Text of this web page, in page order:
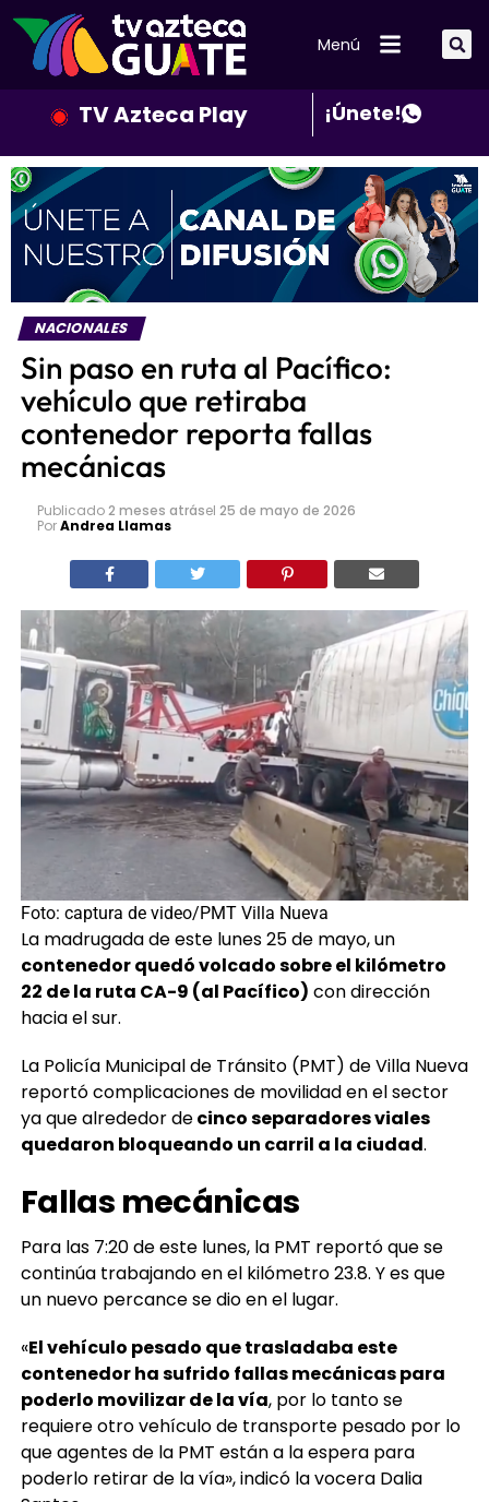
Menú
TV Azteca Play ¡Únete!
NACIONALES
Sin paso en ruta al Pacífico:
vehículo que retiraba
contenedor reporta fallas
mecánicas
Publicado2 meses atrás
Foto: captura de video/PMT Villa Nueva
La madrugada de este lunes 25 de mayo, un
contenedor quedó volcado sobre el kilómetro
22 de la ruta CA-9 (al Pacífico)con dirección
hacia el sur.
La Policía Municipal de Tránsito (PMT) de Villa Nueva
reportó complicaciones de movilidad en el sector
ya que alrededor decinco separadores viales
quedaron bloqueando un carril a la ciudad.
Fallas mecánicas
Para las 7:20 de este lunes, la PMT reportó que se
continúa trabajando en el kilómetro 23.8. Y es que
un nuevo percance se dio en el lugar.
«El vehículo pesado que trasladaba este
contenedor ha sufrido fallas mecánicas para
poderlo movilizar de la vía, por lo tanto se
requiere otro vehículo de transporte pesado por lo
que agentes de la PMT están a la espera para
poderlo retirar de la vía», indicó la vocera Dalia
Santos.